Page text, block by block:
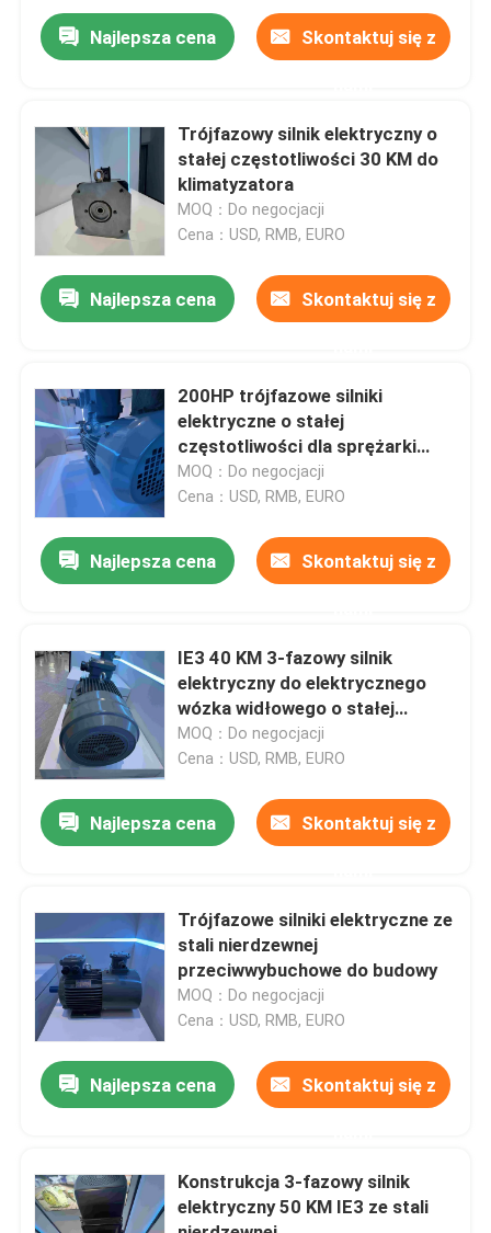
O nas
Łączność
Produkty
Silnik elektryczny o wysokiej wydajności
Jednofazowe silniki elektryczne
Silniki elektryczne trójfazowe
Silnik indukcyjny średniego napięcia
Najlepsza cena Skontaktuj się z
Trójfazowy silnik elektryczny o
stałej częstotliwości 30 KM do
klimatyzatora
MOQ：Do negocjacji
Cena：USD, RMB, EURO
Najlepsza cena Skontaktuj się z
200HP trójfazowe silniki
elektryczne o stałej
częstotliwości dla sprężarki
powietrza
MOQ：Do negocjacji
Cena：USD, RMB, EURO
Najlepsza cena Skontaktuj się z
IE3 40 KM 3-fazowy silnik
elektryczny do elektrycznego
wózka widłowego o stałej
częstotliwości
MOQ：Do negocjacji
Cena：USD, RMB, EURO
Najlepsza cena Skontaktuj się z
Trójfazowe silniki elektryczne ze
stali nierdzewnej
przeciwwybuchowe do budowy
MOQ：Do negocjacji
Cena：USD, RMB, EURO
Najlepsza cena Skontaktuj się z
Konstrukcja 3-fazowy silnik
elektryczny 50 KM IE3 ze stali